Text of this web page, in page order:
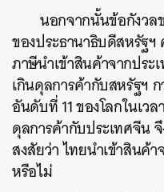
นอกจากนั้นข้อกังวล
ของประธานาธิบดีสหรัฐ
ภาษีนำเข้าสินค้าจากประ
เกินดุลการค้ากับสหรัฐฯ
อันดับที่ 11 ของโลกในเว
ดุลการค้ากับประเทศจีน
สงสัยว่า ไทยนำเข้าสินค้
หรือไม่